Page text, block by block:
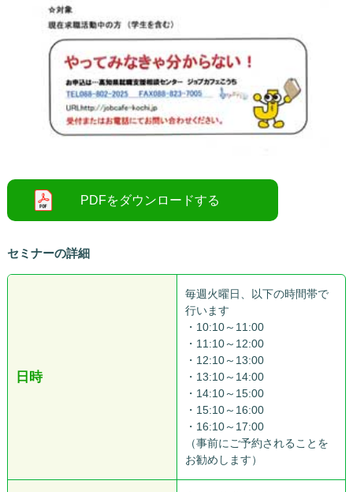
セミナーの詳細
日時
毎週火曜日、以下の時間帯で
行います
・10:10～11:00
・11:10～12:00
・12:10～13:00
・13:10～14:00
・14:10～15:00
・15:10～16:00
・16:10～17:00
（事前にご予約されることを
お勧めします）